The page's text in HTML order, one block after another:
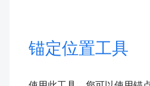
锚定位置工具